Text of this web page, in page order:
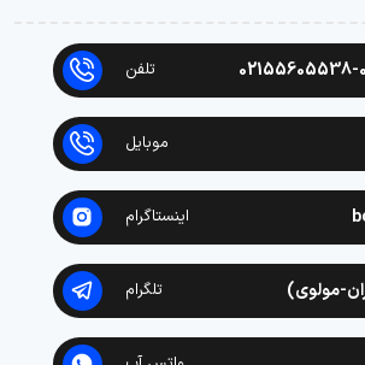
02155605538- تلفن
موبایل
اینستاگرام
مولوی) تلگرام